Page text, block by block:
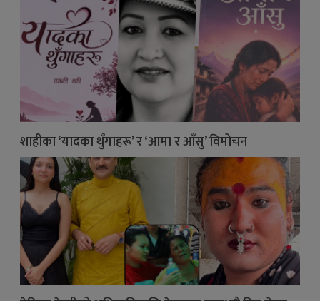
शाहीका ‘यादका थुँगाहरू’ र ‘आमा र आँसु’ विमोचन